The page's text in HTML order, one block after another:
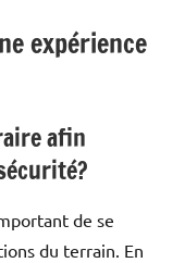
expérience
afin
de se
du terrain. En